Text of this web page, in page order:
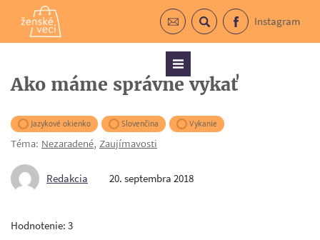
Prihlásiť sa do newslettra
Vyhľadávanie
Facebook
Instagram
Ako máme správne vykať
Jazykové okienko Slovenčina Vykanie
Téma: Nezaradené, Zaujímavosti
Redakcia 20. septembra 2018
Hodnotenie: 3